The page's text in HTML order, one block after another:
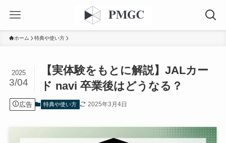
ホーム 特典や使い方
【実体験をもとに解説】JALカー
ド navi 卒業後はどうなる？
2025
3/04
広告 特典や使い方 2025年3月4日